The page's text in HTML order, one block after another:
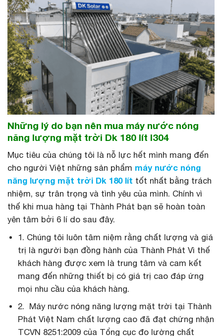
Những lý do bạn nên mua máy nước nóng
năng lượng mặt trời Dk 180 lít I304
Mục tiêu của chúng tôi là nỗ lực hết mình mang đến
cho người Việt những sản phẩm máy nước nóng
năng lượng mặt trời Dk 180 lít tốt nhất bằng trách
nhiệm, sự trân trọng và tình yêu của mình. Chính vì
thế khi mua hàng tại Thành Phát bạn sẽ hoàn toàn
yên tâm bởi 6 lí do sau đây.
1. Chúng tôi luôn tâm niệm rằng chất lượng và giá
trị là người bạn đồng hành của Thành Phát Vì thế
khách hàng được xem là trung tâm và cam kết
mang đến những thiết bị có giá trị cao đáp ứng
mọi nhu cầu của khách hàng.
2. Máy nước nóng năng lượng mặt trời tại Thành
Phát Việt Nam chất lượng cao đã đạt chứng nhận
TCVN 8251:2009 của Tổng cục đo lường chất